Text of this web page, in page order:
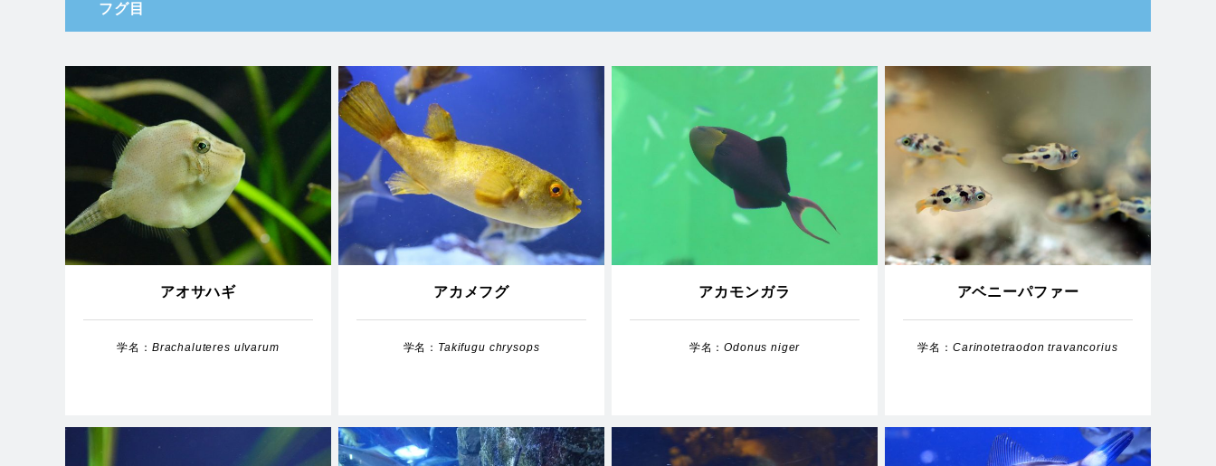
フグ目
アオサハギ
学名： Brachaluteres ulvarum
アカメフグ
学名： Takifugu chrysops
アカモンガラ
学名：Odonus niger
アベニーパファー
学名： Carinotetraodon travancorius